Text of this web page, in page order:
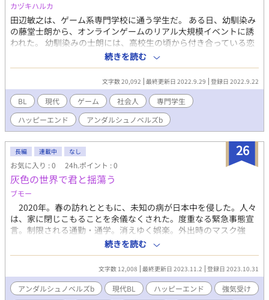
カヅキハルカ
田辺敏之は、ゲーム系専門学校に通う学生だ。 ある日、幼馴染み
の藤堂士朗から、オンラインゲームのリアル大規模イベントに誘
われた。 幼馴染みの士朗には、高校生の頃から付き合っている恋
人がいる。 その恋人は敏之と士朗の高校時代の同級生で、酒井雪
哉という男性だ。士朗は幼馴染みの敏之を信頼してくれているの
か、あっさりと交際を打ち明けられ、二人のラブラブ加減を近く
で見せつけられた事で勢いを削がれ、二人を応援する立場を取っ
てきた。 三人とも、同級生であると同時に、同じオンラインゲー
ムのプレイヤーでもあった。 今回誘われたイベントにも、てっき
り士朗は雪哉と行くつもりだと思っていたのだが、どうやら雪哉
は外せないバイトがあるらしい。 敏之としては、憧れでもあるゲ
ームの開発者が登壇するイベントである為、有り難く誘いを受け
る事にする。 だが、いつも士朗最優先である雪哉が、ただのバイ
トを理由に士朗の楽しみにしていたイベントを断った事が引っか
かっていた。 イベントは大盛況の内に閉幕し、そのまま帰ろうと
していた所で、敏之は雪哉らしきスタッフの姿を会場で発見す
る。 雪哉だという確証はなかったので、士朗をぬか喜びさせては
いけないと、一人で雪哉らしき人物を追いかけた。 その先で出会
ったのは、憧れのゲーム開発者である酒井隆宏。 雪哉の従兄だと
名乗ったその人は、どうやら敏之を気に入ったらしい。雪哉がバ
イトを断れなかったのも、隆宏に理由があるらしかった。 だが、
敏之は知らない。 隆宏こそが、雪哉と士朗を使って敏之をこの会
場に呼び寄せる罠を仕掛けた、張本人である事を────。 最後
までお付き合い下さると嬉しいです。 お気に入り・感想等頂けま
したら、励みになります。 よろしくお願い致します。
続きを読む
文字数 20,092 最終更新日 2022.9.29 登録日 2022.9.22
BL 現代 ゲーム 社会人
専門学生
ハッピーエンド
アンダルシュノベルズb
26
長編 連載中 なし
お気に入り : 0 24h.ポイント : 0
灰色の世界で君と揺蕩う
ブモー
2020年。春の訪れとともに、未知の病が日本中を侵した。人々
は、家に閉じこもることを余儀なくされた。度重なる緊急事態宣
言。制限される通勤・通学。消えゆく娯楽。外出時のマスク強
要。閉鎖的な日常に、人々の心は疲弊していった。 大学3年生
の白石日向（しろいしひなた）も、例外ではなかった。1人で部屋
に閉じこもり、オンライン授業やインターンに追い立てられる
日々。荒み切った彼のストレス発散方法は、マッチングアプリで
女漁りをすること。一時の快感を得ることで、なんとか心の平穏
続きを読む
文字数 12,008 最終更新日 2023.11.2 登録日 2023.10.31
アンダルシュノベルズb 現代BL ハッピーエンド
強気受け